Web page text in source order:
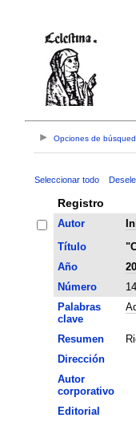
Opciones de
Seleccionar todo
Registro
Autor
Título
Año
Número
Palabras
clave
Resumen
Dirección
Autor
corporativo
Editorial